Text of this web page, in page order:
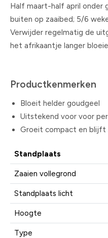
Half maart-half april onder
buiten op zaaibed; 5/6
Verwijder regelmatig de
het afrikaantje langer
Productkenmerken
Bloeit helder goudgeel
Uitstekend voor voor
Groeit compact en blijft
Standplaats
Zaaien vollegrond
Standplaats licht
Hoogte
Type